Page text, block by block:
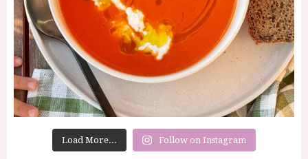
Load More... Follow on Instagram